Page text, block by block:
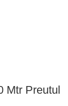
Mtr Preutul